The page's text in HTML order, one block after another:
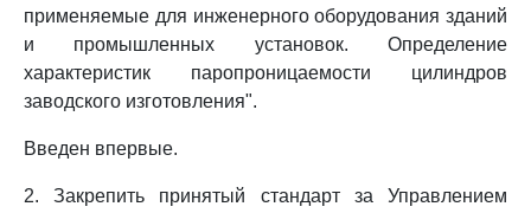
применяемые для инженерного оборудования зданий
и промышленных установок. Определение
характеристик паропроницаемости цилиндров
заводского изготовления".
Введен впервые.
2. Закрепить принятый стандарт за Управлением